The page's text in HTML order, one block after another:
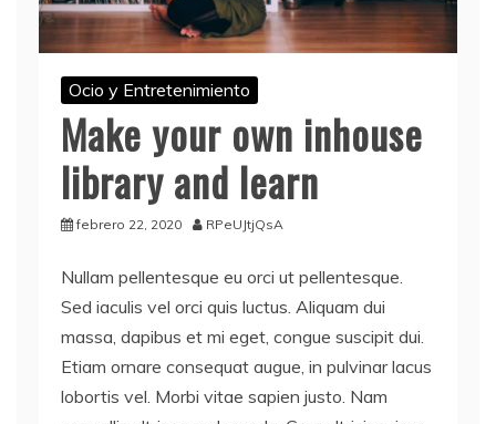
Ocio y Entretenimiento
Make your own inhouse
library and learn
febrero 22, 2020 RPeUJtjQsA
Nullam pellentesque eu orci ut pellentesque.
Sed iaculis vel orci quis luctus. Aliquam dui
massa, dapibus et mi eget, congue suscipit dui.
Etiam ornare consequat augue, in pulvinar lacus
lobortis vel. Morbi vitae sapien justo. Nam